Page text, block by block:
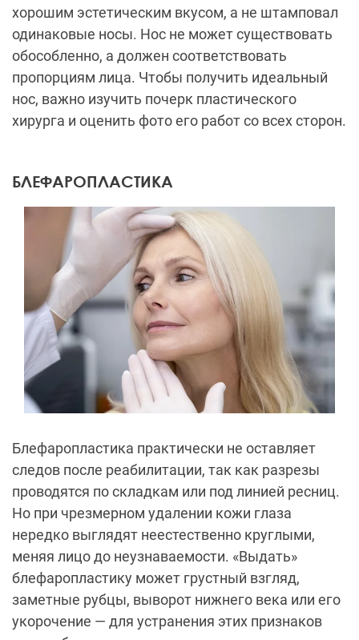
хорошим эстетическим вкусом, а не штамповал
одинаковые носы. Нос не может существовать
обособленно, а должен соответствовать
пропорциям лица. Чтобы получить идеальный
нос, важно изучить почерк пластического
хирурга и оценить фото его работ со всех сторон.
БЛЕФАРОПЛАСТИКА
Блефаропластика практически не оставляет
следов после реабилитации, так как разрезы
проводятся по складкам или под линией ресниц.
Но при чрезмерном удалении кожи глаза
нередко выглядят неестественно круглыми,
меняя лицо до неузнаваемости. «Выдать»
блефаропластику может грустный взгляд,
заметные рубцы, выворот нижнего века или его
укорочение — для устранения этих признаков